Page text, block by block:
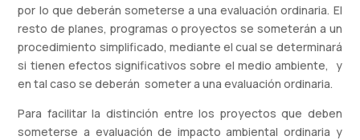
por lo que deberán someterse a una evaluación ordinaria. El
resto de planes, programas o proyectos se someterán a un
procedimiento simplificado, mediante el cual se determinará
si tienen efectos significativos sobre el medio ambiente, y
en tal caso se deberán someter a una evaluación ordinaria.
Para facilitar la distinción entre los proyectos que deben
someterse a evaluación de impacto ambiental ordinaria y